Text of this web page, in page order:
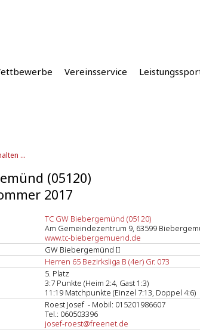
Vereinsservice
...
(05120)
2017
TC GW Biebergemünd (05120)
Am Gemeindezentrum 9, 63599
www.tc-biebergemuend.de
GW Biebergemünd II
Herren 65 Bezirksliga B (4er) Gr. 073
5. Platz
3:7 Punkte (Heim 2:4, Gast 1:3)
11:19 Matchpunkte (Einzel 7:13, Doppel 4:6)
Roest Josef - Mobil: 015201986607
Tel.: 060503396
josef-roest@freenet.de